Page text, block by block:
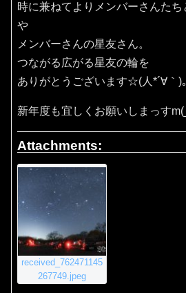
時に兼ねてよりメンバーさんた
や
メンバーさんの星友さん。
つながる広がる星友の輪を
ありがとうございます☆(⁠人⁠*⁠´⁠∀⁠｀⁠)⁠
新年度も宜しくお願いしまっす
Attachments:
received_762471145
267749.jpeg